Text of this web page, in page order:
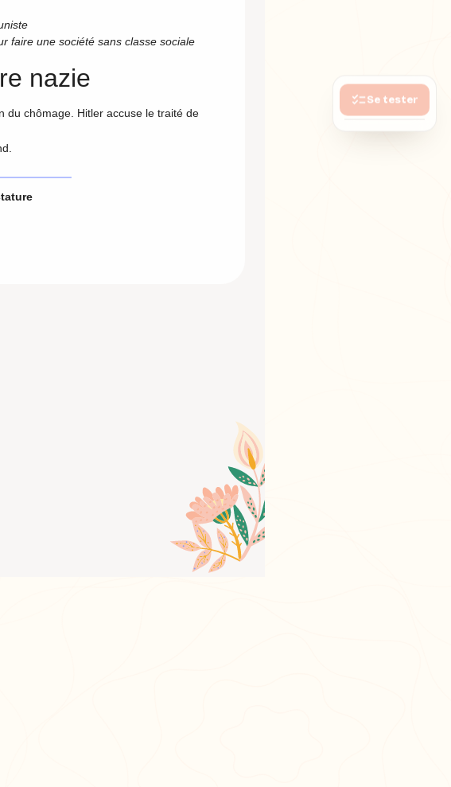
Se tester
faire une société sans classe sociale
nazie
du chômage. Hitler accuse le traité de